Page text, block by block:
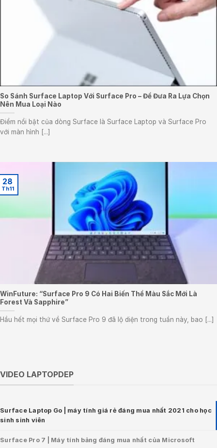
So Sánh Surface Laptop Với Surface Pro – Để Đưa Ra Lựa Chọn
Nên Mua Loại Nào
Điểm nổi bật của dòng Surface là Surface Laptop và Surface Pro
với màn hình [...]
WinFuture: “Surface Pro 9 Có Hai Biến Thể Màu Sắc Mới Là
Forest Và Sapphire”
Hầu hết mọi thứ về Surface Pro 9 đã lộ diện trong tuần này, bao [...]
28
Th11
VIDEO LAPTOPDEP
Surface Laptop Go | máy tính giá rẻ đáng mua nhất 2021 cho học
sinh sinh viên
Surface Pro 7 | Máy tính bảng đáng mua nhất của Microsoft